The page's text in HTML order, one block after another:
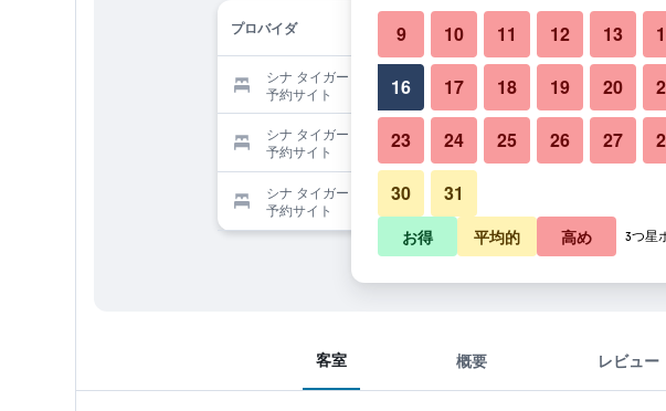
プロバイダ
シナ タイガー リゾートを提供する
予約サイト
シナ タイガー リゾートを提供する
予約サイト
シナ タイガー リゾートを提供する
予約サイト
客室 概要 レビュー
9 10 11 12 13
16 17 18 19 20
23 24 25 26 27
30 31
お得 平均的 高め 3つ星